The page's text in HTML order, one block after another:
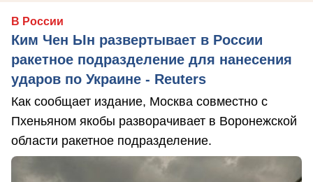
В России
Ким Чен Ын развертывает в России
ракетное подразделение для нанесения
ударов по Украине - Reuters
Как сообщает издание, Москва совместно с
Пхеньяном якобы разворачивает в Воронежской
области ракетное подразделение.